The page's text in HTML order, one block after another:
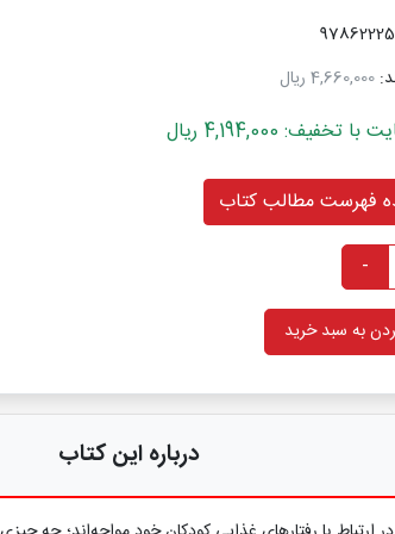
4,660,000 ریال
4,194,000 ریال
فهرست مطالب کتاب
-
به سبد خرید
درباره این کتاب